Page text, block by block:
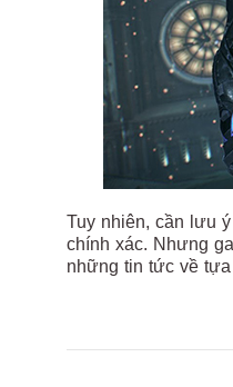
Tuy nhiên, cần lưu
chính xác. Nhưng
những tin tức về